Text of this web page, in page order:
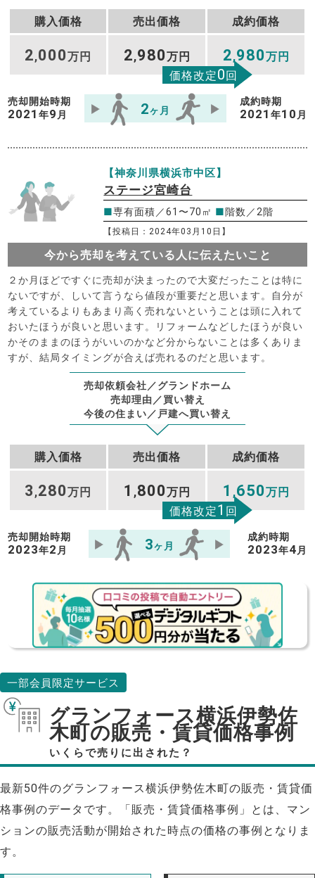
購入価格 売出価格 成約価格
2,000万円 2,980万円 2,980万円
価格改定0回
売却開始時期
2021年9 月 2ヶ月
成約時期
2021 年10 月
【神奈川県横浜市中区】
ステージ宮崎台
■専有面積／61〜70㎡ ■階数／2階
【投稿日：2024年03月10日】
今から売却を考えている人に伝えたいこと
２か月ほどですぐに売却が決まったので大変だったことは特に
ないですが、しいて言うなら値段が重要だと思います。自分が
考えているよりもあまり高く売れないということは頭に入れて
おいたほうが良いと思います。リフォームなどしたほうが良い
かそのままのほうがいいのかなど分からないことは多くありま
すが、結局タイミングが合えば売れるのだと思います。
売却依頼会社／グランドホーム
売却理由／買い替え
今後の住まい／戸建へ買い替え
購入価格 売出価格 成約価格
3 ,280万円 1 ,800万円 1 ,650万円
価格改定1 回
売却開始時期
2023年2 月 3ヶ月
成約時期
2023年4 月
一部会員限定サービス
グランフォース横浜伊勢佐
木町の販売・賃貸価格事例
いくらで売りに出された？
最新50件のグランフォース横浜伊勢佐木町の販売・賃貸価
格事例のデータです。「販売・賃貸価格事例」とは、マン
ションの販売活動が開始された時点の価格の事例となりま
す。